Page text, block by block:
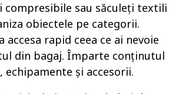
compresibile sau săculeți textili
obiectele pe categorii.
rapid ceea ce ai nevoie
din bagaj. Împarte conținutul
echipamente și accesorii.